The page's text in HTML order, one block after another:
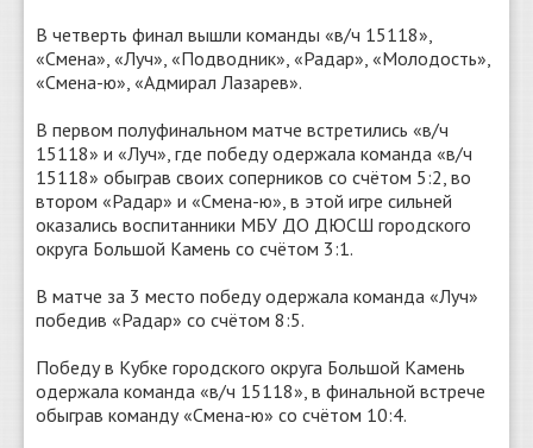
В четверть финал вышли команды «в/ч 15118»,
«Смена», «Луч», «Подводник», «Радар», «Молодость»,
«Смена-ю», «Адмирал Лазарев».
В первом полуфинальном матче встретились «в/ч
15118» и «Луч», где победу одержала команда «в/ч
15118» обыграв своих соперников со счётом 5:2, во
втором «Радар» и «Смена-ю», в этой игре сильней
оказались воспитанники МБУ ДО ДЮСШ городского
округа Большой Камень со счётом 3:1.
В матче за 3 место победу одержала команда «Луч»
победив «Радар» со счётом 8:5.
Победу в Кубке городского округа Большой Камень
одержала команда «в/ч 15118», в финальной встрече
обыграв команду «Смена-ю» со счётом 10:4.